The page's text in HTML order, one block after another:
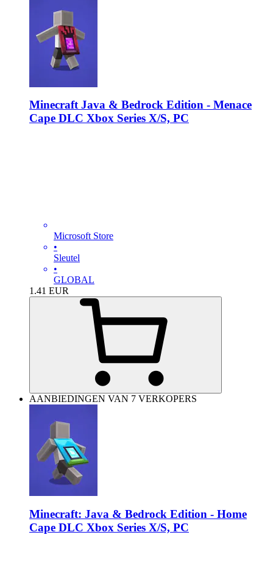
Minecraft Java & Bedrock Edition - Menace
Cape DLC Xbox Series X/S, PC
Microsoft Store
•
Sleutel
•
GLOBAL
1.41 EUR
AANBIEDINGEN VAN 7 VERKOPERS
Minecraft: Java & Bedrock Edition - Home
Cape DLC Xbox Series X/S, PC